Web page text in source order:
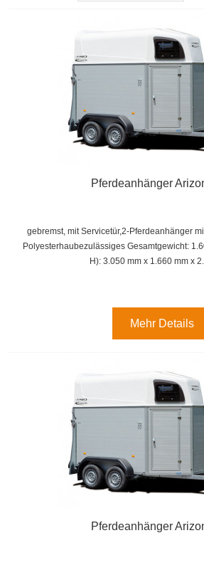
Pferdeanhänger
gebremst, mit Servicetür,2-Pferdeanhänger
Polyesterhaubezulässiges Gesamtgewicht:
H):3.050 mm x 1.660 mm x
Mehr Details
Pferdeanhänger